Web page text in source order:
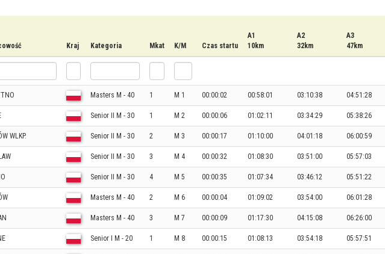
Kraj Kategoria Mkat K/M Czas startu
A1
10km
A2
32km
A3
47km
Masters M - 40 1 M 1 00:00:02 00:58:01 03:10:38 04:51:28
Senior II M - 30 1 M 2 00:00:06 01:02:11 03:34:29 05:38:26
WLKP. Senior II M - 30 2 M 3 00:00:17 01:10:00 04:01:18 06:00:59
Senior II M - 30 3 M 4 00:00:32 01:08:30 03:51:00 05:57:03
Senior II M - 30 4 M 5 00:00:35 01:07:34 03:46:12 05:51:22
Masters M - 40 2 M 6 00:00:04 01:09:02 03:54:00 06:01:28
Masters M - 40 3 M 7 00:00:09 01:17:30 04:15:08 06:26:00
Senior I M - 20 1 M 8 00:00:15 01:08:13 03:54:18 05:57:51